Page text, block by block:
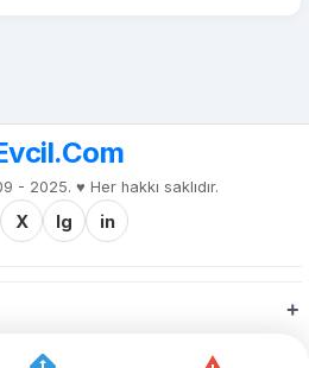
- 2025. ♥️ Her hakkı saklıdır.
X Ig in